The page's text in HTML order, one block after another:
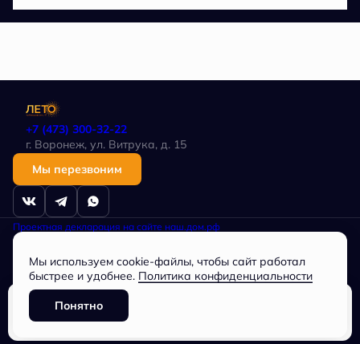
+7 (473) 300-32-22
г. Воронеж, ул. Витрука, д. 15
Мы перезвоним
Проектная декларация на сайте наш.дом.рф
Политика в отношении обработки персональных данных
исключительно информационный характер, не является публичной
офертой, определяемой положениями статьи 437 ГК РФ.
Общество с ограниченной ответственностью
СПЕЦИАЛИЗИРОВАННЫЙ ЗАСТРОЙЩИК «Партнер», ОГРН
1163668073744, ИНН 3662228034
Мы используем cookie-файлы, чтобы сайт работал
быстрее и удобнее. Политика конфиденциальности
Понятно